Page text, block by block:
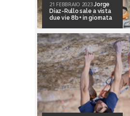
21 FEBBRAIO 2023Jorge
Díaz-Rullo sale a vista
due vie 8b+ in giornata